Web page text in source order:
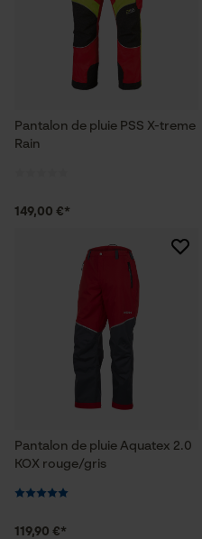
Pantalon de pluie PSS X-treme
Rain
149,00 €*
Pantalon de pluie Aquatex 2.0
KOX rouge/gris
119,90 €*